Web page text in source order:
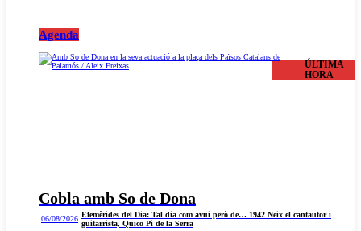
Agenda
Cobla amb So de Dona
ÚLTIMA
HORA
06/08/2026 Efemèrides del Dia: Tal dia com avui però de… 1942 Neix el cantautor i
guitarrista, Quico Pi de la Serra